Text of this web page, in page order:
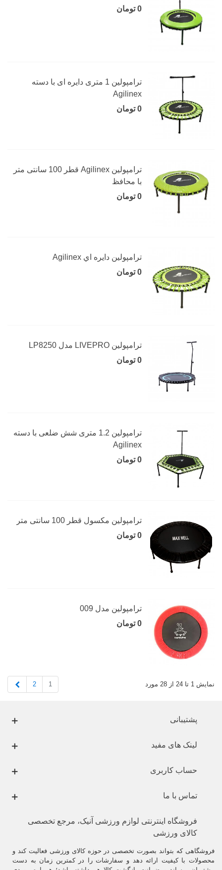
0 تومان
ترامپولین 1 متری دایره ای با دسته
Agilinex
0 تومان
ترامپولین Agilinex قطر 100 سانتی متر
با محافظ
0 تومان
ترامپولين دايره اي Agilinex
0 تومان
ترامپولین LIVEPRO مدل LP8250
0 تومان
ترامپولین 1.2 متری شش ضلعی با دسته
Agilinex
0 تومان
ترامپولین مکسول قطر 100 سانتی متر
0 تومان
ترامپولین مدل 009
0 تومان
نمایش 1 تا 24 از 28 مورد 1
2
پشتیبانی
لینک های مفید
حساب کاربری
تماس با ما
فروشگاه اینترنتی لوازم ورزشی آنیک، مرجع تخصصی
کالای ورزشی
فروشگاهی که بتواند بصورت تخصصی در حوزه کالای ورزشی فعالیت کند و
محصولات با کیفیت ارائه دهد و سفارشات را در کمترین زمان به دست